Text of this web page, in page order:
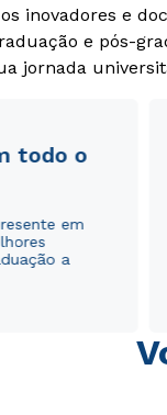
inovadores e
e pós-
jornada
todo o
em
a